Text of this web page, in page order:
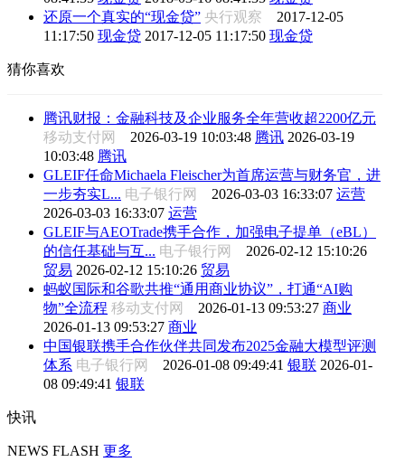
还原一个真实的“现金贷” 央行观察 2017-12-05
11:17:50 现金贷 2017-12-05 11:17:50 现金贷
猜你喜欢
腾讯财报：金融科技及企业服务全年营收超2200亿元
移动支付网 2026-03-19 10:03:48 腾讯 2026-03-19
10:03:48 腾讯
GLEIF任命Michaela Fleischer为首席运营与财务官，进
一步夯实L... 电子银行网 2026-03-03 16:33:07 运营
2026-03-03 16:33:07 运营
GLEIF与AEOTrade携手合作，加强电子提单（eBL）
的信任基础与互... 电子银行网 2026-02-12 15:10:26
贸易 2026-02-12 15:10:26 贸易
蚂蚁国际和谷歌共推“通用商业协议”，打通“AI购
物”全流程 移动支付网 2026-01-13 09:53:27 商业
2026-01-13 09:53:27 商业
中国银联携手合作伙伴共同发布2025金融大模型评测
体系 电子银行网 2026-01-08 09:49:41 银联 2026-01-
08 09:49:41 银联
快讯
NEWS FLASH 更多